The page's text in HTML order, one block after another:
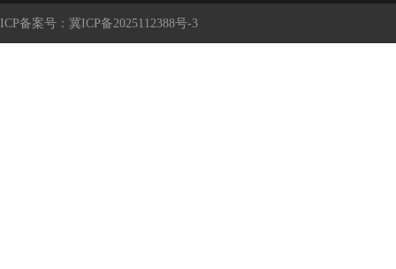
ICP备案号：冀ICP备2025112388号-3